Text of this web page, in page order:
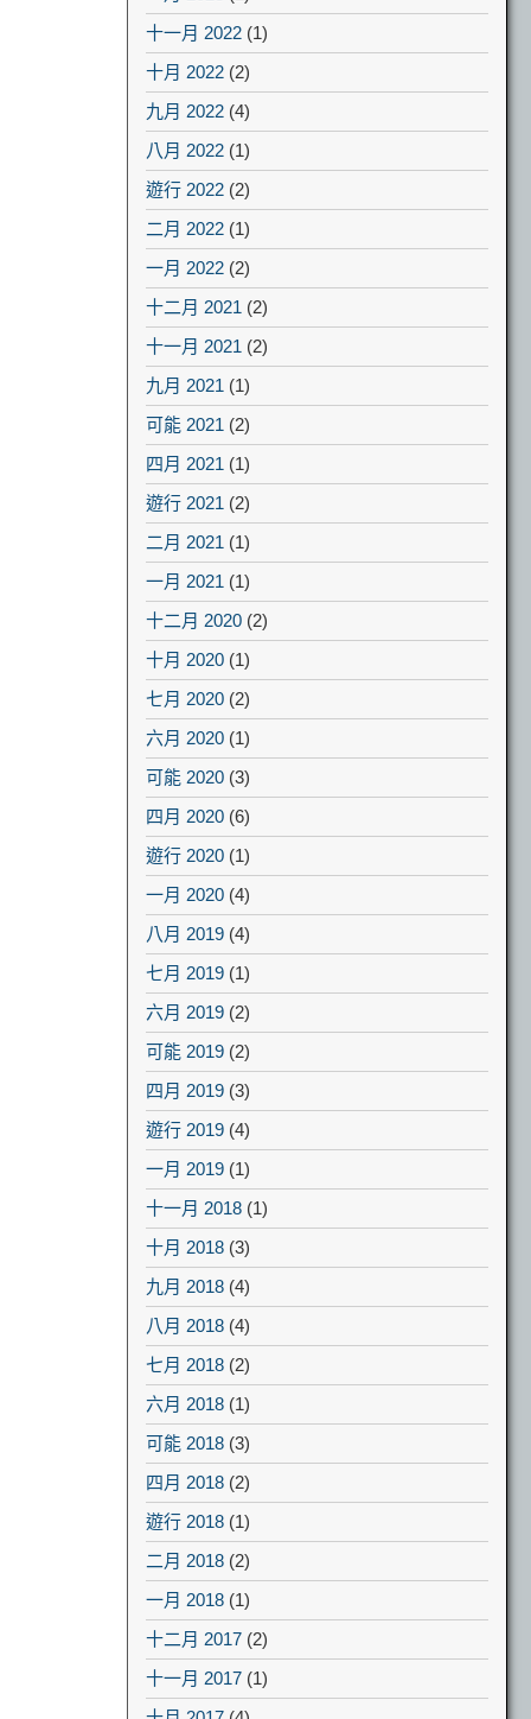
十一月 2022 (1)
十月 2022 (2)
九月 2022 (4)
八月 2022 (1)
遊行 2022 (2)
二月 2022 (1)
一月 2022 (2)
十二月 2021 (2)
十一月 2021 (2)
九月 2021 (1)
可能 2021 (2)
四月 2021 (1)
遊行 2021 (2)
二月 2021 (1)
一月 2021 (1)
十二月 2020 (2)
十月 2020 (1)
七月 2020 (2)
六月 2020 (1)
可能 2020 (3)
四月 2020 (6)
遊行 2020 (1)
一月 2020 (4)
八月 2019 (4)
七月 2019 (1)
六月 2019 (2)
可能 2019 (2)
四月 2019 (3)
遊行 2019 (4)
一月 2019 (1)
十一月 2018 (1)
十月 2018 (3)
九月 2018 (4)
八月 2018 (4)
七月 2018 (2)
六月 2018 (1)
可能 2018 (3)
四月 2018 (2)
遊行 2018 (1)
二月 2018 (2)
一月 2018 (1)
十二月 2017 (2)
十一月 2017 (1)